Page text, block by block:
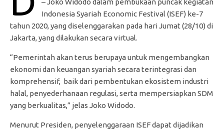
– Joko Widodo dalam pembukaan puncak kegiatan
Indonesia Syariah Economic Festival (ISEF) ke-7
tahun 2020, yang diselenggarakan pada hari Jumat (28/10) di
Jakarta, yang dilakukan secara virtual.
“Pemerintah akan terus berupaya untuk mengembangkan
ekonomi dan keuangan syariah secara terintegrasi dan
komprehensif, baik dari pembentukan ekosistem industri
halal, penyederhanaan regulasi, serta mempersiapkan SDM
yang berkualitas,” jelas Joko Widodo.
Menurut Presiden, penyelenggaraan ISEF dapat dijadikan